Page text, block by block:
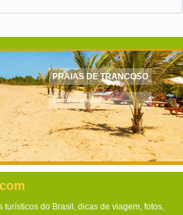
PRAIAS DE TRANCOSO
Escolha a sua!
do Brasil, dicas de viagem, fotos,